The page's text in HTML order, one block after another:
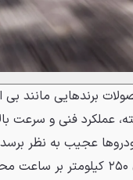
برندهایی مانند
عملکرد فنی و سرعت
عجیب به نظر
مدل‌های آن‌ها از کارخانه